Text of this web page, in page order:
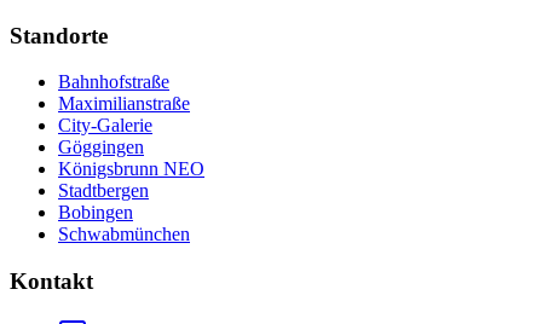
Standorte
Bahnhofstraße
Maximilianstraße
City-Galerie
Göggingen
Königsbrunn NEO
Stadtbergen
Bobingen
Schwabmünchen
Kontakt